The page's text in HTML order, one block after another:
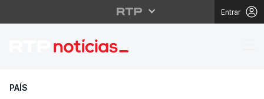
Entrar
Cursos de
PAÍS